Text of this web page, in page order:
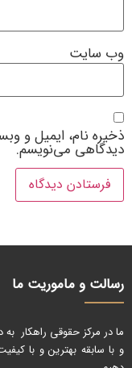
وب‌ سایت
ذخیره نام، ایمیل و
دیدگاهی می‌نویسم.
رسالت و ماموریت ما
ما در مرکز حقوقی راهکار
و با سابقه بهترین و با